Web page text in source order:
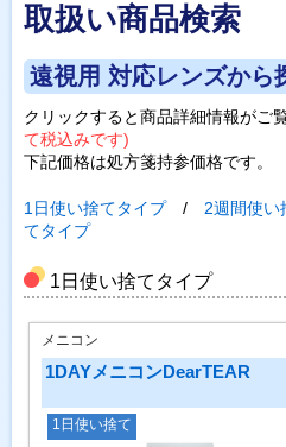
取扱い商品検索
遠視用 対応レンズから
クリックすると商品詳細情報がご
て税込みです)
下記価格は処方箋持参価格です。
1日使い捨てタイプ/ 2週間使い
てタイプ
1日使い捨てタイプ
メニコン
1DAYメニコンDearTEAR
1日使い捨て